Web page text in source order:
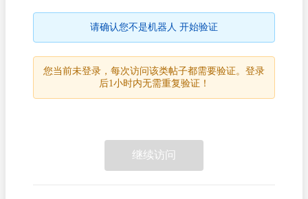
请确认您不是机器人 开始验证
您当前未登录，每次访问该类帖子都需要验证。登录
后1小时内无需重复验证！
继续访问